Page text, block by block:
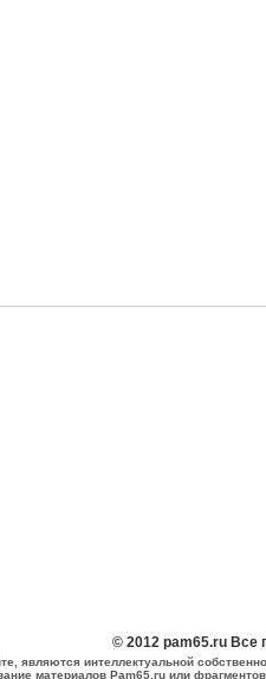
© 2012 pam65.ru Все
являются интеллектуальной
материалов Pam65.ru или